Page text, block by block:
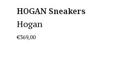
HOGAN Sneakers
Hogan
€369,00